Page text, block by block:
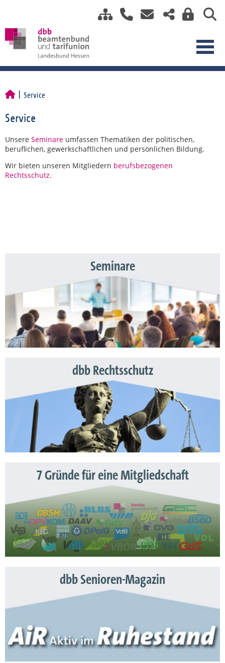
Service
Service
Unsere Seminare umfassen Thematiken der politischen,
beruflichen, gewerkschaftlichen und persönlichen Bildung.
Wir bieten unseren Mitgliedern berufsbezogenen
Rechtsschutz.
Seminare
dbb Rechtsschutz
7 Gründe für eine Mitgliedschaft
dbb Senioren-Magazin